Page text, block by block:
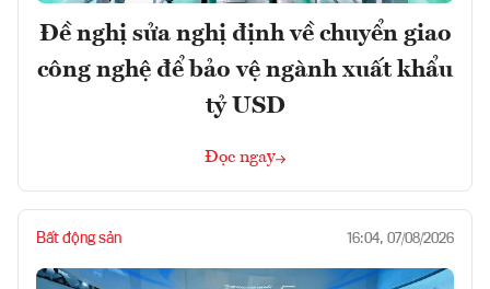
Đề nghị sửa nghị định về chuyển giao
công nghệ để bảo vệ ngành xuất khẩu
tỷ USD
Đọc ngay
Bất động sản 16:04, 07/08/2026